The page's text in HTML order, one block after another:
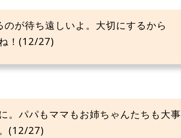
が待ち遠しいよ。大切にするから
！(12/27)
。パパもママもお姉ちゃんたちも大事
(12/27)